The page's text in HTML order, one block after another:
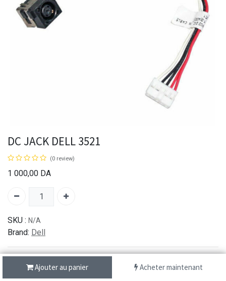
Ajouter au panier Acheter maintenant
DC JACK DELL 3521
(0 review)
1 000,00 DA
SKU : N/A
Brand: Dell
شحن سريع من 1 الى 3 ايام